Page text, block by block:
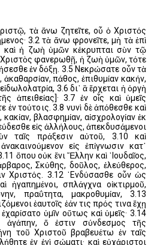
τὰ ἄνω ζητεῖτε, οὗ ὁ Χριστός
3.2 τὰ ἄνω φρονεῖτε, μὴ τὰ ἐπὶ
καὶ ἡ ζωὴ ὑμῶν κέκρυπται σὺν τῷ
φανερωθῇ, ἡ ζωὴ ὑμῶν, τότε
ἐν δόξῃ. 3.5 Νεκρώσατε οὖν τὰ
ἀκαθαρσίαν, πάθος, ἐπιθυμίαν κακήν,
3.6 δι᾽ ἃ ἔρχεται ἡ ὀργὴ
ἀπειθείας]· 3.7 ἐν οἷς καὶ ὑμεῖς
ἐν τούτοις. 3.8 νυνὶ δὲ ἀπόθεσθε καὶ
βλασφημίαν, αἰσχρολογίαν ἐκ
εἰς ἀλλήλους, ἀπεκδυσάμενοι
ταῖς πράξεσιν αὐτοῦ, 3.10 καὶ
εἰς ἐπίγνωσιν κατ᾽
ὅπου οὐκ ἔνι Ἕλλην καὶ ᾽Ιουδαῖος,
Σκύθης, δοῦλος, ἐλεύθερος,
Χριστός. 3.12 ᾽Ενδύσασθε οὖν ὡς
ἠγαπημένοι, σπλάγχνα οἰκτιρμοῦ,
πραΰτητα, μακροθυμίαν, 3.13
ἑαυτοῖς ἐάν τις πρός τινα ἔχῃ
ὑμῖν οὕτως καὶ ὑμεῖς· 3.14
ἀγάπην, ὅ ἐστιν σύνδεσμος τῆς
τοῦ Χριστοῦ βραβευέτω ἐν ταῖς
ἐν ἑνὶ σώματι· καὶ εὐχάριστοι